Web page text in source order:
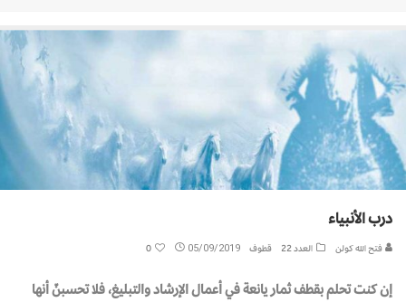
درب الأنبياء
فتح الله كولن العدد 22 قطوف 05/09/2019
0
إن كنت تحلم بقطف ثمار يانعة في أعمال الإرشاد والتبليغ، فلا تحسبنّ أنها